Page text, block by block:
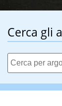
Cerca gli